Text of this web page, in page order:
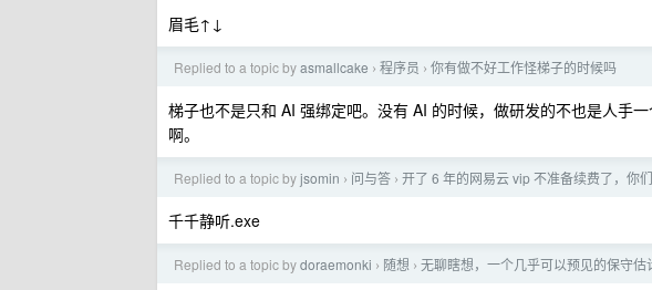
眉毛↑↓
Replied to a topic byasmallcake › 程序员 › 你有做不好工作怪梯子的时候吗
梯子也不是只和 AI 强绑定吧。没有 AI 的时候，做研发的不也是人手
啊。
Replied to a topic byjsomin › 问与答 › 开了 6 年的网易云 vip 不准备续费了，你
千千静听.exe
Replied to a topic bydoraemonki › 随想 › 无聊瞎想，一个几乎可以预见的保守